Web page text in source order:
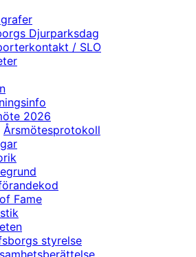
Djurparksdag
/ SLO
2026
Årsmötesprotokoll
Fame
styrelse